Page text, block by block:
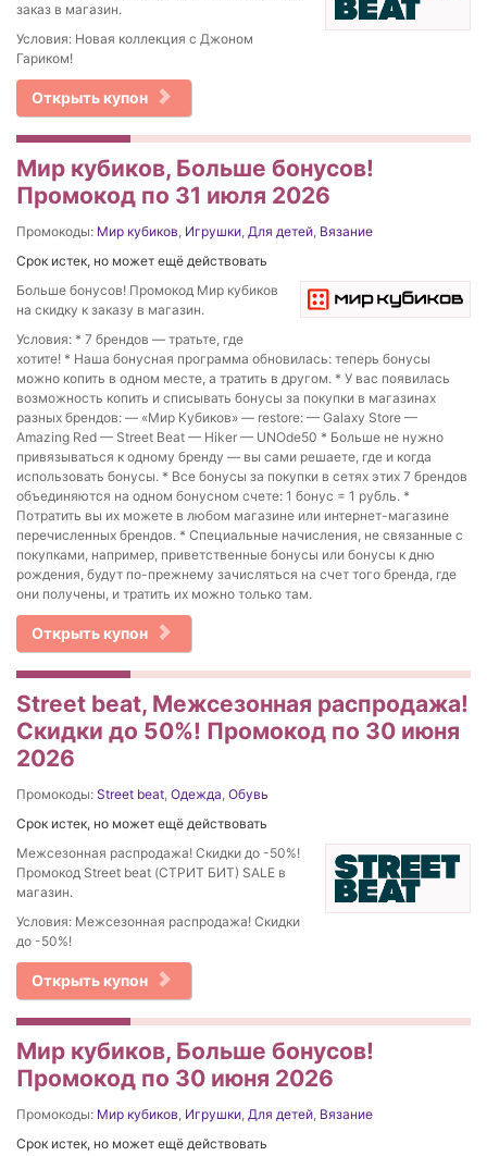
заказ в магазин.
Условия: Новая коллекция c Джоном
Гариком!
Открыть купон
Мир кубиков, Больше бонусов!
Промокод по 31 июля 2026
Промокоды: Мир кубиков, Игрушки, Для детей, Вязание
Срок истек, но может ещё действовать
Больше бонусов! Промокод Мир кубиков
на скидку к заказу в магазин.
Условия: * 7 брендов — тратьте, где
хотите! * Наша бонусная программа обновилась: теперь бонусы
можно копить в одном месте, а тратить в другом. * У вас появилась
возможность копить и списывать бонусы за покупки в магазинах
разных брендов: — «Мир Кубиков» — restore: — Galaxy Store —
Amazing Red — Street Beat — Hiker — UNOde50 * Больше не нужно
привязываться к одному бренду — вы сами решаете, где и когда
использовать бонусы. * Все бонусы за покупки в сетях этих 7 брендов
объединяются на одном бонусном счете: 1 бонус = 1 рубль. *
Потратить вы их можете в любом магазине или интернет-магазине
перечисленных брендов. * Специальные начисления, не связанные с
покупками, например, приветственные бонусы или бонусы к дню
рождения, будут по-прежнему зачисляться на счет того бренда, где
они получены, и тратить их можно только там.
Открыть купон
Street beat, Межсезонная распродажа!
Скидки до 50%! Промокод по 30 июня
2026
Промокоды: Street beat, Одежда, Обувь
Срок истек, но может ещё действовать
Межсезонная распродажа! Скидки до -50%!
Промокод Street beat (СТРИТ БИТ) SALE в
магазин.
Условия: Межсезонная распродажа! Скидки
до -50%!
Открыть купон
Мир кубиков, Больше бонусов!
Промокод по 30 июня 2026
Промокоды: Мир кубиков, Игрушки, Для детей, Вязание
Срок истек, но может ещё действовать